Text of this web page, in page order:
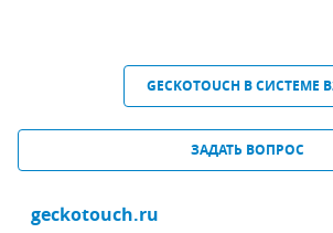
GECKOTOUCH В СИСТЕМЕ
ЗАДАТЬ ВОПРОС
geckotouch.ru